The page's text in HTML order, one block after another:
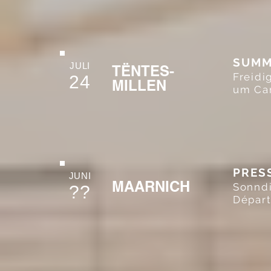
JULI
24
TËNTES-
MILLEN
um
JUNI
?? MAARNICH